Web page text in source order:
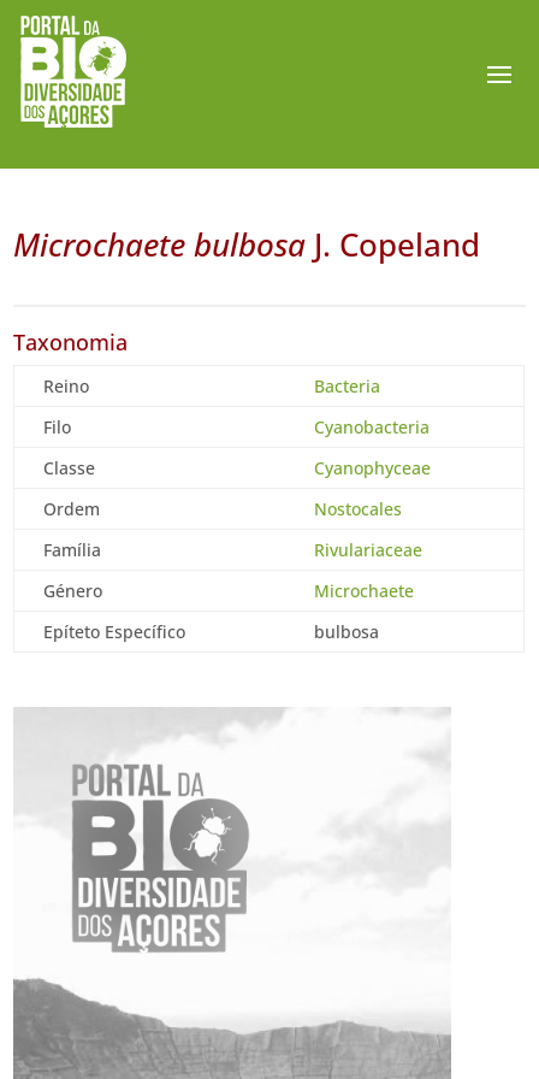
Microchaete bulbosa J. Copeland
Taxonomia
Reino
Bacteria
Filo
Cyanobacteria
Classe
Cyanophyceae
Ordem
Nostocales
Família
Rivulariaceae
Género
Microchaete
Epíteto Específico
bulbosa